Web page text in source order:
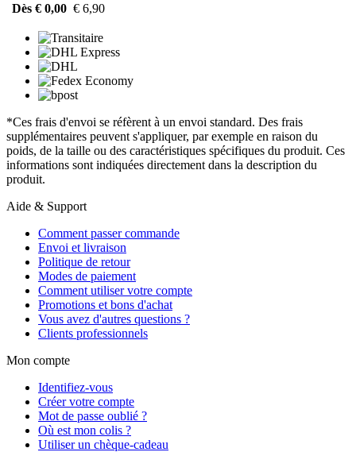
Dès € 0,00 € 6,90
*Ces frais d'envoi se réfèrent à un envoi standard. Des frais
supplémentaires peuvent s'appliquer, par exemple en raison du
poids, de la taille ou des caractéristiques spécifiques du produit. Ces
informations sont indiquées directement dans la description du
produit.
Aide & Support
Comment passer commande
Envoi et livraison
Politique de retour
Modes de paiement
Comment utiliser votre compte
Promotions et bons d'achat
Vous avez d'autres questions ?
Clients professionnels
Mon compte
Identifiez-vous
Créer votre compte
Mot de passe oublié ?
Où est mon colis ?
Utiliser un chèque-cadeau